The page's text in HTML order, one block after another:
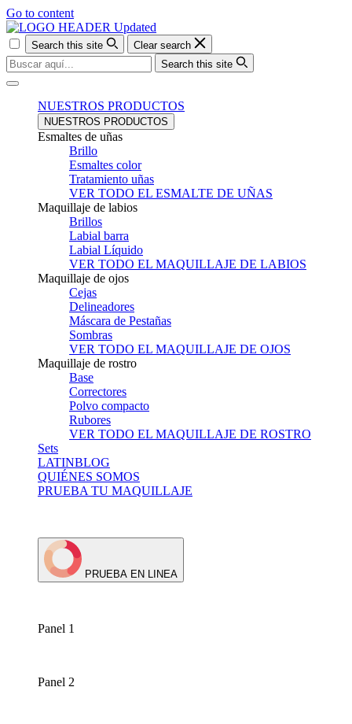
Go to content
Search this site
Clear search
Search this site
Menu
NUESTROS PRODUCTOS
NUESTROS PRODUCTOS
Esmaltes de uñas
Brillo
Esmaltes color
Tratamiento uñas
VER TODO EL ESMALTE DE UÑAS
Maquillaje de labios
Brillos
Labial barra
Labial Líquido
VER TODO EL MAQUILLAJE DE LABIOS
Maquillaje de ojos
Cejas
Delineadores
Máscara de Pestañas
Sombras
VER TODO EL MAQUILLAJE DE OJOS
Maquillaje de rostro
Base
Correctores
Polvo compacto
Rubores
VER TODO EL MAQUILLAJE DE ROSTRO
Sets
LATINBLOG
QUIÉNES SOMOS
PRUEBA TU MAQUILLAJE
PRUEBA EN LINEA
Panel 1
Panel 2